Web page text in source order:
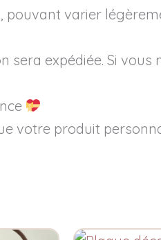
varier
expédiée. Si
votre produit